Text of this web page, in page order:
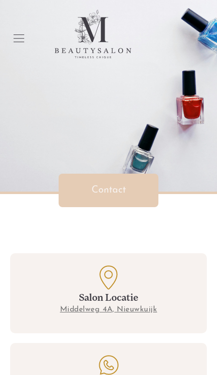
Contact
Salon Locatie
Middelweg 4A, Nieuwkuijk